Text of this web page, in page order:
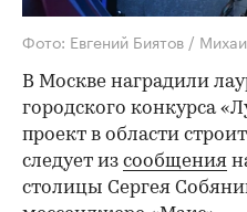
Фото: Евгений Биятов /
В Москве наградили
городского конкурса
проект в области
следует из сообщения
столицы Сергея